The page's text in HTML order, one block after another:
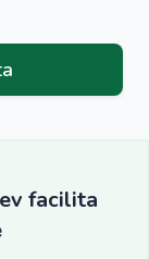
facilita